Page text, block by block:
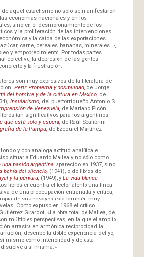
de aquel cataclismo no sólo se manifestaron
economías nacionales y en los
sino en el desmoronamiento de los
y la proliferación de las intervenciones
y la caída de las exportaciones
carne, cereales, bananas, minerales…-,
y empobrecimiento. Por todas partes
colectivo, la depresión de las gentes
y la frustración.
son muy expresivos de la literatura de
Perú: Problema y posibilidad, de Jorge
del hombre y de la cultura en México, de
Insularismo, del puertorriqueño Antonio S.
de Venezuela, de Mariano Picón
libros tan significativos para los argentinos
que está solo y espera, de Raúl Scalibrini
de la Pampa, de Ezequiel Martínez
fondo y con análoga actitud analítica e
situar a Eduardo Mallea y no sólo como
pasión argentina, aparecido en 1937, sino
bahía del silencio, (1941), o de libros de
y la púrpura, (1949), y La vida blanca
libros encuentra el lector atento una línea
de una preocupación entrañada y crítica,
de sus ensayos está también muy
Como expuso en 1968 el crítico
Girardot: «La obra total de Mallea, de
múltiples perspectivas, en la que el amplio
arrastra en armónica reciprocidad la
describe la doble experiencia del yo,
mismo como interioridad y de esta
a sí misma.»